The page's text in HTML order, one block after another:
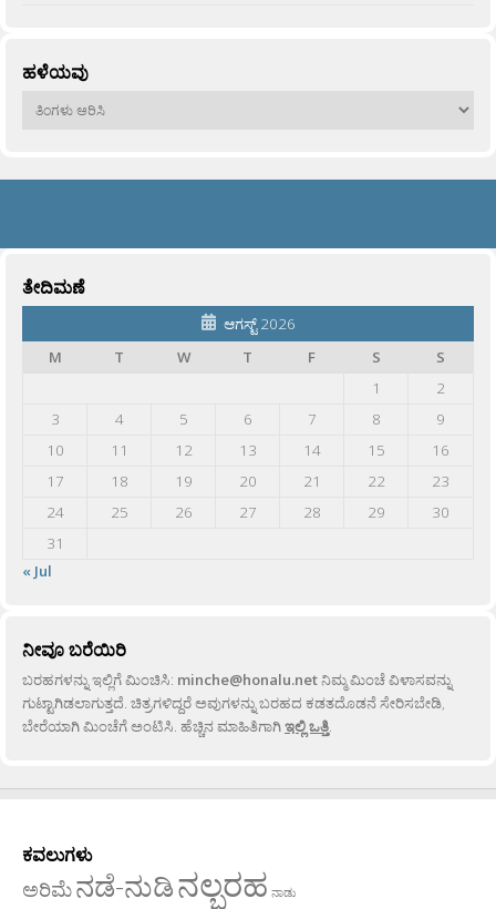
ಹಳೆಯವು
ಹಳೆಯವು
ತೇದಿಮಣೆ
ಆಗಸ್ಟ್ 2026
M
T W T F S
S
1
2
3
4 5 6 7 8
9
10
11 12 13 14 15
16
17
18 19 20 21 22
23
24
25 26 27 28 29
30
31
« Jul
ನೀವೂ ಬರೆಯಿರಿ
ಬರಹಗಳನ್ನು ಇಲ್ಲಿಗೆ ಮಿಂಚಿಸಿ: minche@honalu.netನಿಮ್ಮ ಮಿಂಚೆ ವಿಳಾಸವನ್ನು
ಗುಟ್ಟಾಗಿಡಲಾಗುತ್ತದೆ. ಚಿತ್ರಗಳಿದ್ದರೆ ಅವುಗಳನ್ನು ಬರಹದ ಕಡತದೊಡನೆ ಸೇರಿಸಬೇಡಿ,
ಬೇರೆಯಾಗಿ ಮಿಂಚೆಗೆ ಅಂಟಿಸಿ. ಹೆಚ್ಚಿನ ಮಾಹಿತಿಗಾಗಿಇಲ್ಲಿ ಒತ್ತಿ.
ಕವಲುಗಳು
ಅರಿಮೆನಡೆ-ನುಡಿನಲ್ಬರಹ ನಾಡು